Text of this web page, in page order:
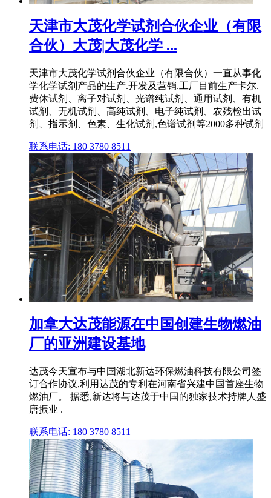
天津市大茂化学试剂合伙企业（有限
合伙）大茂|大茂化学 ...
天津市大茂化学试剂合伙企业（有限合伙）一直从事化
学化学试剂产品的生产.开发及营销.工厂目前生产卡尔.
费休试剂、离子对试剂、光谱纯试剂、通用试剂、有机
试剂、无机试剂、高纯试剂、电子纯试剂、农残检出试
剂、指示剂、色素、生化试剂,色谱试剂等2000多种试剂
联系电话: 180 3780 8511
加拿大达茂能源在中国创建生物燃油
厂的亚洲建设基地
达茂今天宣布与中国湖北新达环保燃油科技有限公司签
订合作协议,利用达茂的专利在河南省兴建中国首座生物
燃油厂。 据悉,新达将与达茂于中国的独家技术持牌人盛
唐振业 .
联系电话: 180 3780 8511